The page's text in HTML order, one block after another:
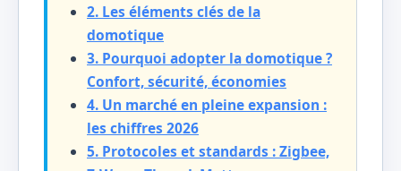
2. Les éléments clés de la
domotique
3. Pourquoi adopter la domotique ?
Confort, sécurité, économies
4. Un marché en pleine expansion :
les chiffres 2026
5. Protocoles et standards : Zigbee,